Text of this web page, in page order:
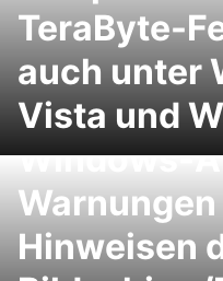
TeraByte-
auch unter
Vista und
Windows-
Hinweisen